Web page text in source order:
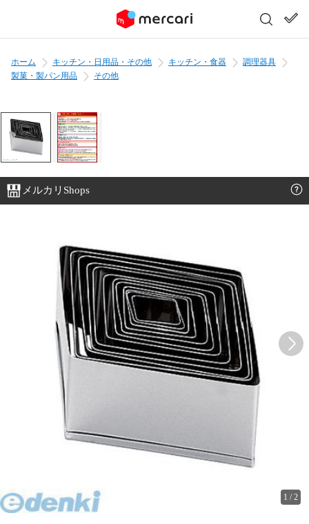
ホーム キッチン・日用品・その他 キッチン・食器
調理器具
製菓・製パン用品
その他
メルカリShops
1 /2